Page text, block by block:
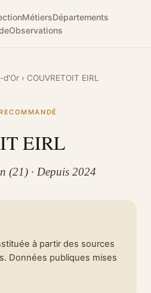
MétiersDépartements
Observations
d'Or › COUVRETOIT EIRL
EIRL
(21) · Depuis 2024
à partir des sources
Données publiques mises